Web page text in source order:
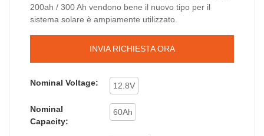
200ah / 300 Ah vendono bene il nuovo tipo per il
sistema solare è ampiamente utilizzato.
INVIA RICHIESTA ORA
Nominal Voltage: 12.8V
Nominal
Capacity:
60Ah